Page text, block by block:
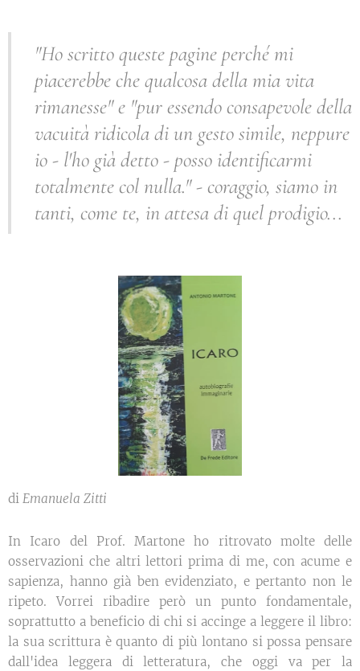
"Ho scritto queste pagine perché mi
piacerebbe che qualcosa della mia vita
rimanesse"e "pur essendo consapevole della
vacuità ridicola di un gesto simile, neppure
io - l'ho già detto - posso identificarmi
totalmente col nulla."- coraggio, siamo in
tanti, come te, in attesa di quel prodigio...
di Emanuela Zitti
In Icaro del Prof. Martone ho ritrovato molte delle
osservazioni che altri lettori prima di me, con acume e
sapienza, hanno già ben evidenziato, e pertanto non le
ripeto. Vorrei ribadire però un punto fondamentale,
soprattutto a beneficio di chi si accinge a leggere il libro:
la sua scrittura è quanto di più lontano si possa pensare
dall'idea leggera di letteratura, che oggi va per la